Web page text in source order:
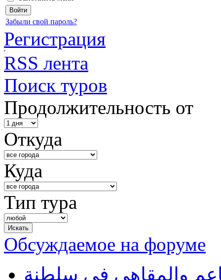
Забыли свой пароль?
Регистрация
RSS лента
Поиск туров
Продолжительность от
Откуда
Куда
Тип тура
Обсуждаемое на форуме
والمقاهي في سلطنة